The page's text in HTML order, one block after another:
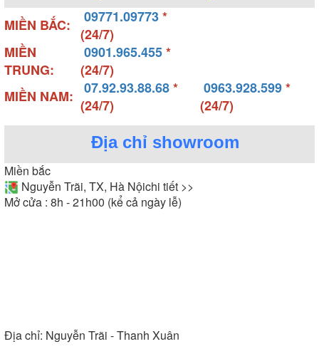
MIỀN BẮC: 09771.09773*
(24/7)
MIỀN
TRUNG:
0901.965.455*
(24/7)
MIỀN NAM:
07.92.93.88.68*
(24/7)
0963.928.599*
(24/7)
Địa chỉ showroom
Miền bắc
Nguyễn Trãi, TX, Hà Nộichi tiết >>
Mở cửa : 8h - 21h00 (kể cả ngày lễ)
Địa chỉ: Nguyễn Trãi - Thanh Xuân